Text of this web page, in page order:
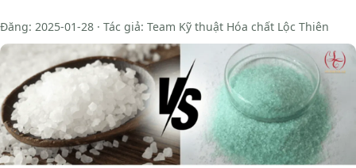
Đăng: 2025-01-28 · Tác giả: Team Kỹ thuật Hóa chất Lộc Thiên